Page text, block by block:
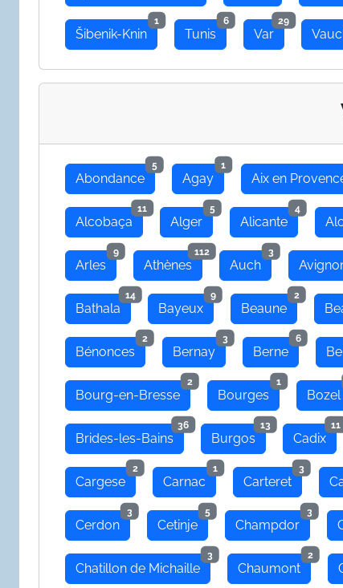
Šibenik-Knin
1
Tunis
6
Var
29
Abondance
5
Agay
1
Aix en
Alcobaça
11
Alger
5
Alicante
4
Arles
9
Athènes
112
Auch
3
Bathala
14
Bayeux
9
Beaune
2
Bénonces
2
Bernay
3
Berne
6
Bourg-en-Bresse
2
Bourges
1
Bozel
Brides-les-Bains
36
Burgos
13
Cadix
11
Cargese
2
Carnac
1
Carteret
3
Cerdon
3
Cetinje
5
Champdor
3
Chatillon de Michaille
3
Chaumont
2